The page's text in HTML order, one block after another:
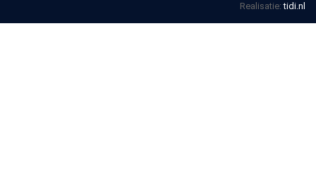
Realisatie:tidi.nl